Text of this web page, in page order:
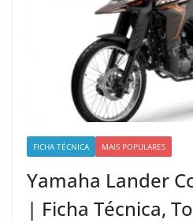
FICHA TÉCNICA MAIS POPULARES
Yamaha Lander
| Ficha Técnica,